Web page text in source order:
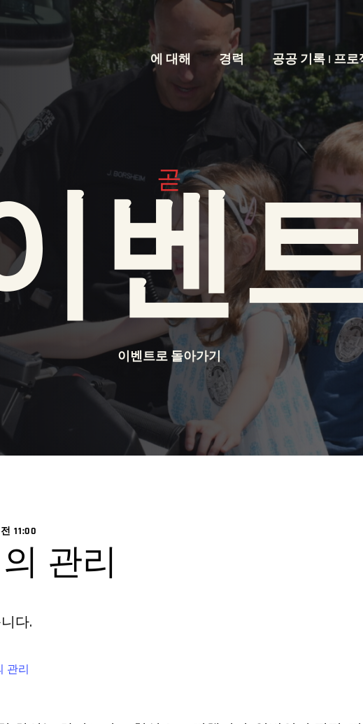
에 대해 경력 공공 기록 | 프로
곧
벤
이벤트로 돌아가기
11:00
관리
다.
관리